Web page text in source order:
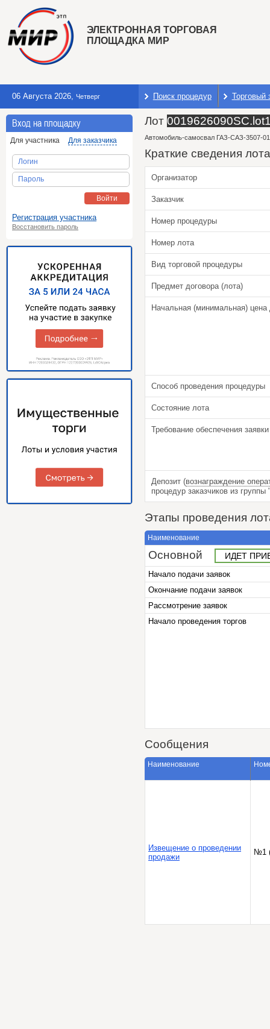
ЭЛЕКТРОННАЯ ТОРГОВАЯ
ПЛОЩАДКА МИР
06 Августа 2026, Четверг Поиск процедур Торговый
Вход на площадку
Для участника Для заказчика
Логин
Пароль
Войти
Регистрация участника
Восстановить пароль
Лот
Автомобиль-самосвал ГАЗ-САЗ-3507-01,
Краткие сведения лота
Организатор
Заказчик
Номер процедуры
Номер лота
Вид торговой процедуры
Предмет договора (лота)
Начальная (минимальная) цена
Способ проведения процедуры
Состояние лота
Требование обеспечения
Депозит (вознаграждение
процедур заказчиков из
Этапы проведения
Наименование
Основной ИДЕТ
Начало подачи заявок
Окончание подачи заявок
Рассмотрение заявок
Начало проведения торгов
Сообщения
Наименование
Извещение о проведении
продажи
№1